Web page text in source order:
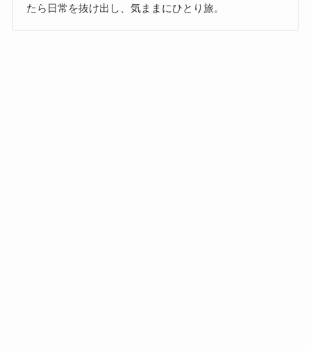
たら日常を抜け出し、気ままにひとり旅。